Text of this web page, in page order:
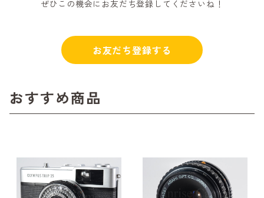
ぜひこの機会にお友だち登録してくださいね！
お友だち登録する
おすすめ商品